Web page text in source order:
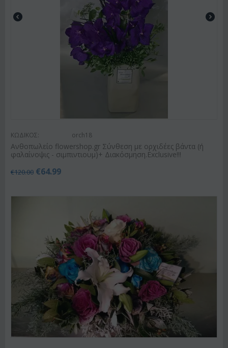
ΚΩΔΙΚΟΣ: orch18
Ανθοπωλείο flowershop.gr Σύνθεση με ορχιδέες βάντα (ή
φαλαίνοψις - σιμπιντιουμ)+ Διακόσμηση.Exclusive!!!
€120.00 €64.99